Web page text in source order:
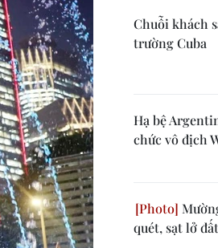
Chuỗi khách
trường Cuba
Hạ bệ
chức vô địch
quét, sạt lở đất